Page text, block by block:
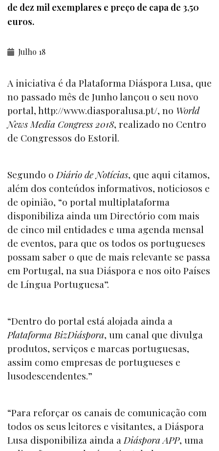
de dez mil exemplares e preço de capa de 3,50
euros.
Julho 18
A iniciativa é da Plataforma Diáspora Lusa, que
no passado mês de Junho lançou o seu novo
portal,http://www.diasporalusa.pt/, no World
News Media Congress 2018, realizado no Centro
de Congressos do Estoril.
Segundo o Diário de Notícias, que aqui citamos,
além dos conteúdos informativos, noticiosos e
de opinião, “o portal multiplataforma
disponibiliza ainda um Directório com mais
de cinco mil entidades e uma agenda mensal
de eventos, para que os todos os portugueses
possam saber o que de mais relevante se passa
em Portugal, na sua Diáspora e nos oito Países
de Língua Portuguesa”.
“Dentro do portal está alojada ainda a
Plataforma BizDiáspora, um canal que divulga
produtos, serviços e marcas portuguesas,
assim como empresas de portugueses e
lusodescendentes.”
“Para reforçar os canais de comunicação com
todos os seus leitores e visitantes, a Diáspora
Lusa disponibiliza ainda a Diáspora APP, uma